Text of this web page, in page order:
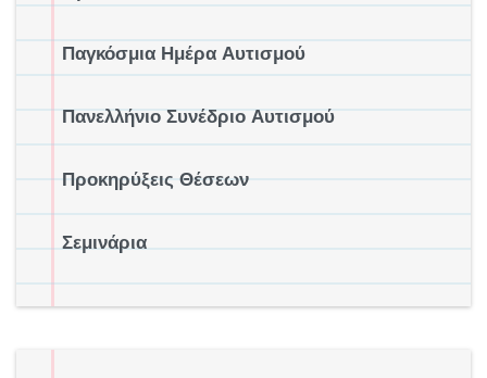
Παγκόσμια Ημέρα Αυτισμού
Πανελλήνιο Συνέδριο Αυτισμού
Προκηρύξεις Θέσεων
Σεμινάρια